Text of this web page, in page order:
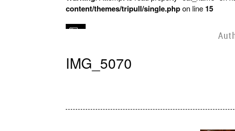
content/themes/tripull/single.phpon line 15
IMG_5070